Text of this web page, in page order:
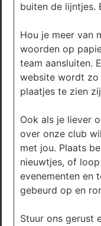
buiten de lijntjes.
Hou je meer van
woorden op
team aansluiten.
website wordt zo
plaatjes te zien
Ook als je liever
over onze club
met jou. Plaats
nieuwtjes, of
evenementen en
gebeurd op en
Stuur ons gerust